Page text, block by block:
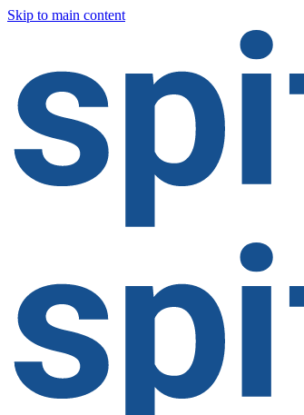
Skip to main content